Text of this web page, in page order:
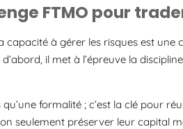
FTMO pour
à gérer les risques est une
il met à l’épreuve la
qu’une formalité ; c’est la clé pour
seulement préserver leur capital